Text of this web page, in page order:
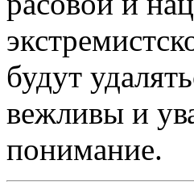
будут
вежливы и
понимание.